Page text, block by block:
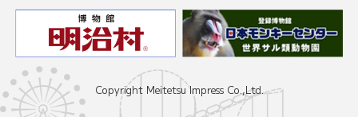
Copyright Meitetsu Impress Co.,Ltd.